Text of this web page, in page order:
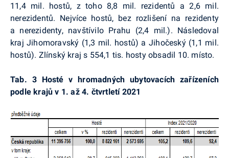
11,4 mil. hostů, z toho 8,8 mil. rezidentů a 2,6 mil.
nerezidentů. Nejvíce hostů, bez rozlišení na rezidenty
a nerezidenty, navštívilo Prahu (2,4 mil.). Následoval
kraj Jihomoravský (1,3 mil. hostů) a Jihočeský (1,1 mil.
hostů). Zlínský kraj s 554,1 tis. hosty obsadil 10. místo.
Tab. 3 Hosté v hromadných ubytovacích zařízeních
podle krajů v 1. až 4. čtvrtletí 2021